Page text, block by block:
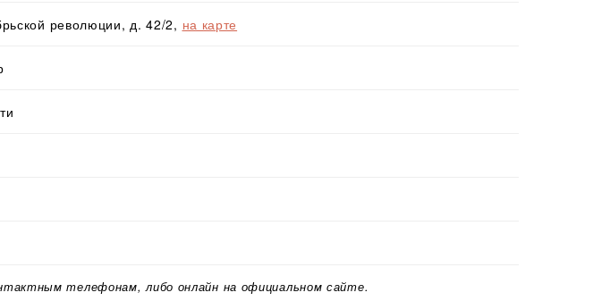
революции, д. 42/2, на карте
телефонам, либо онлайн на официальном сайте.